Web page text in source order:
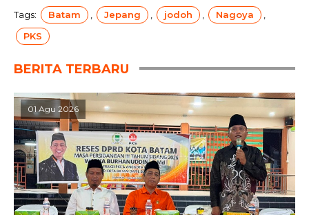
Tags: Batam , Jepang , jodoh , Nagoya
,
PKS
BERITA TERBARU
01 Agu 2026